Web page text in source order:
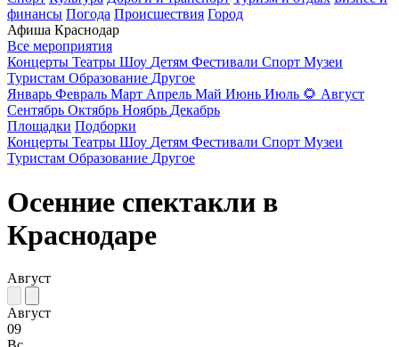
финансы Погода Происшествия Город
Афиша Краснодар
Все мероприятия
Концерты Театры Шоу Детям Фестивали Спорт Музеи
Туристам Образование Другое
Январь Февраль Март Апрель Май Июнь Июль 🌻 Август
Сентябрь Октябрь Ноябрь Декабрь
Площадки Подборки
Концерты Театры Шоу Детям Фестивали Спорт Музеи
Туристам Образование Другое
Осенние спектакли в
Краснодаре
Август
Август
09